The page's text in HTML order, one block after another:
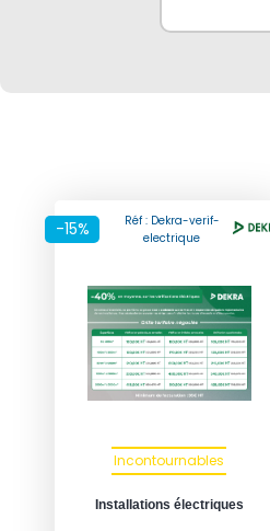
-15%
Réf : Dekra-verif-
electrique
Incontournables
Installations électriques